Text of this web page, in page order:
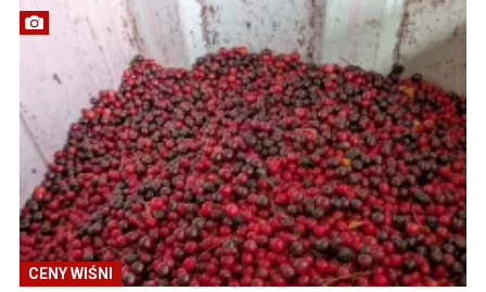
CENY WIŚNI